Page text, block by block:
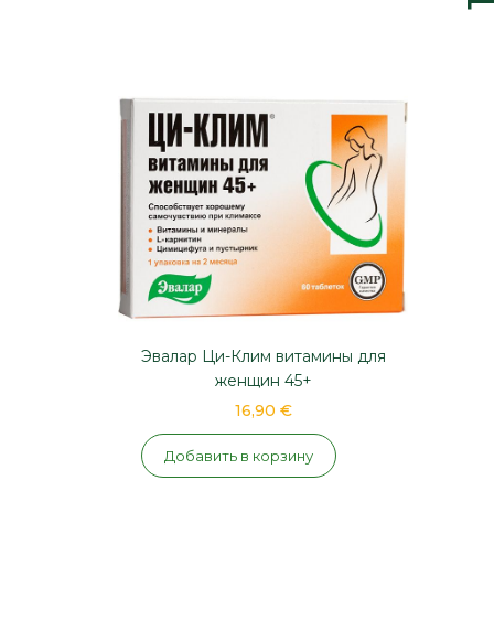
Эвалар Ци-Клим витамины для
женщин 45+
16,90 €
Добавить в корзину